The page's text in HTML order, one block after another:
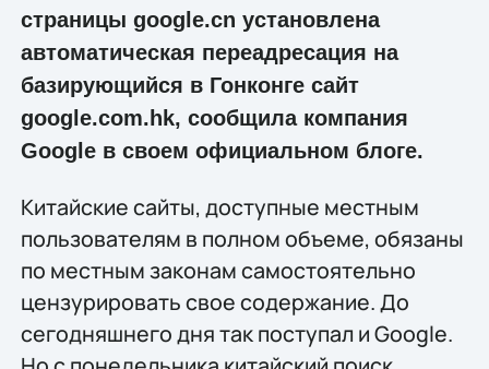
страницы google.cn установлена
автоматическая переадресация на
базирующийся в Гонконге сайт
google.com.hk, сообщила компания
Google в своем официальном блоге.
Китайские сайты, доступные местным
пользователям в полном объеме, обязаны
по местным законам самостоятельно
цензурировать свое содержание. До
сегодняшнего дня так поступал и Google.